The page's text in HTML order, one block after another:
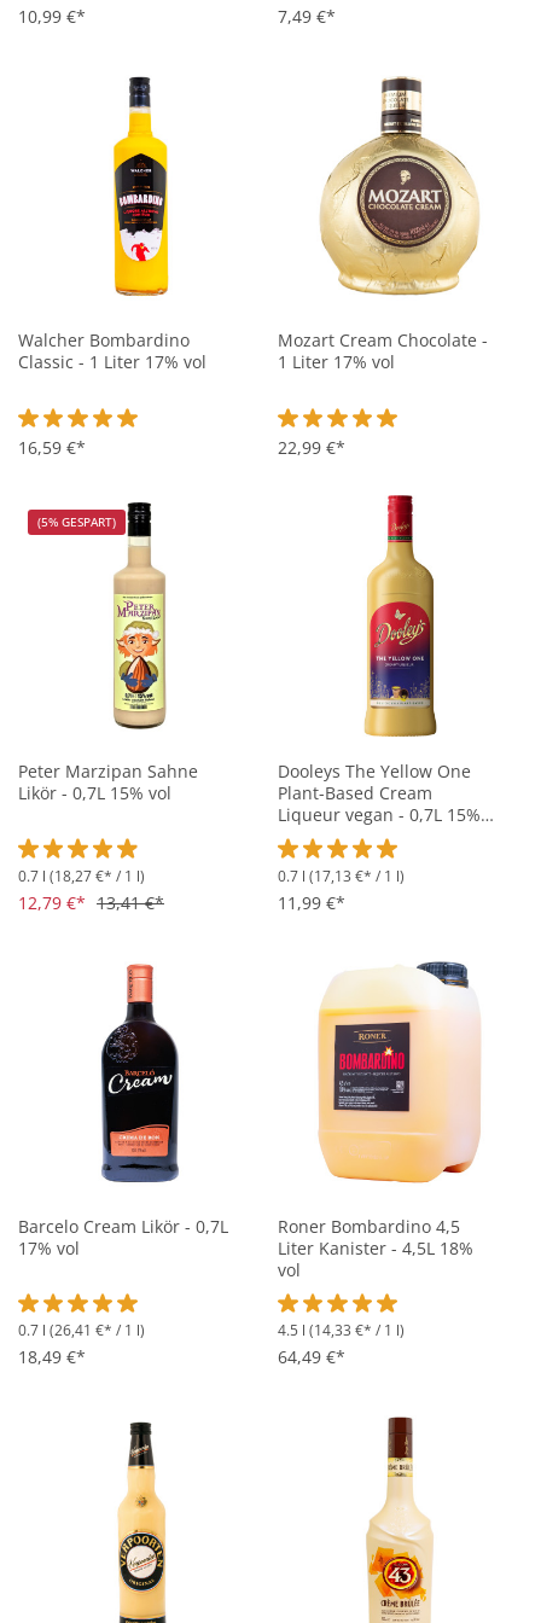
10,99 €* 7,49 €*
Walcher Bombardino
Classic - 1 Liter 17% vol
Durchschnittliche Bewertung von 5 von 5 Sternen
16,59 €*
Mozart Cream Chocolate -
1 Liter 17% vol
Durchschnittliche Bewertung
22,99 €*
(5% GESPART)
Peter Marzipan Sahne
Likör - 0,7L 15% vol
Durchschnittliche Bewertung von 4.9 von 5 Sternen
0.7 l (18,27 €* / 1 l)
12,79 €* 13,41 €*
Dooleys The Yellow One
Plant-Based Cream
Liqueur vegan - 0,7L 15%
vol
Durchschnittliche Bewertung
0.7 l (17,13 €* / 1 l)
11,99 €*
Barcelo Cream Likör - 0,7L
17% vol
Durchschnittliche Bewertung von 5 von 5 Sternen
0.7 l (26,41 €* / 1 l)
18,49 €*
Roner Bombardino 4,5
Liter Kanister - 4,5L 18%
vol
Durchschnittliche Bewertung
4.5 l (14,33 €* / 1 l)
64,49 €*